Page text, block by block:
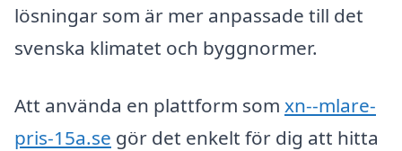
lösningar som är mer anpassade till det
svenska klimatet och byggnormer.
Att använda en plattform som xn--mlare-
pris-15a.se gör det enkelt för dig att hitta